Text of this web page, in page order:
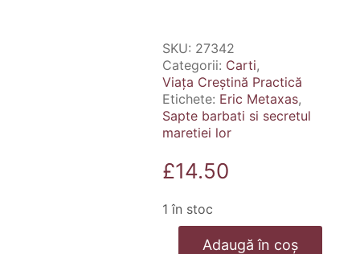
SKU: 27342
Categorii: Carti,
Viața Creștină Practică
Etichete: Eric Metaxas,
Sapte barbati si secretul
maretiei lor
£14.50
1 în stoc
Cantitate
Adaugă în coș